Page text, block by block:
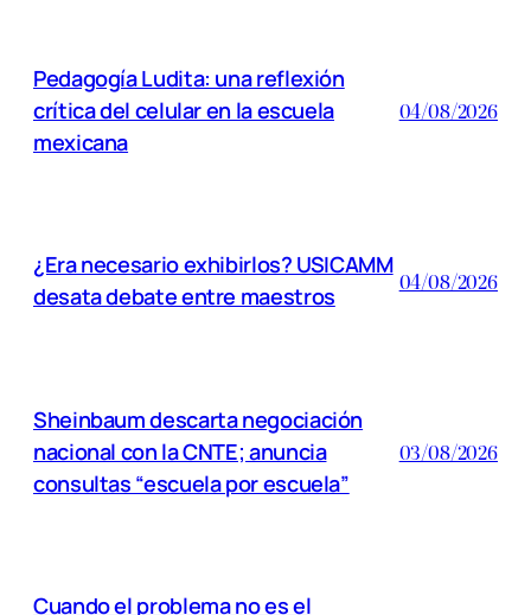
Pedagogía Ludita: una reflexión
crítica del celular en la escuela
mexicana
04/08/2026
¿Era necesario exhibirlos? USICAMM
desata debate entre maestros
04/08/2026
Sheinbaum descarta negociación
nacional con la CNTE; anuncia
consultas “escuela por escuela”
03/08/2026
Cuando el problema no es el